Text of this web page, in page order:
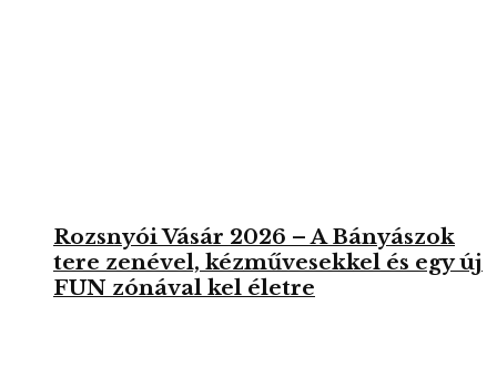
Rozsnyói Vásár 2026 – A Bányászok
tere zenével, kézművesekkel és egy új
FUN zónával kel életre